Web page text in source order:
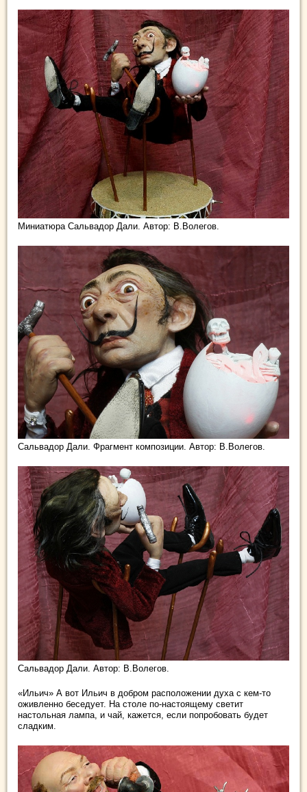
Миниатюра Сальвадор Дали. Автор: В.Волегов.
Сальвадор Дали. Фрагмент композиции. Автор: В.Волегов.
Сальвадор Дали. Автор: В.Волегов.
«Ильич» А вот Ильич в добром расположении духа с кем-то
оживленно беседует. На столе по-настоящему светит
настольная лампа, и чай, кажется, если попробовать будет
сладким.